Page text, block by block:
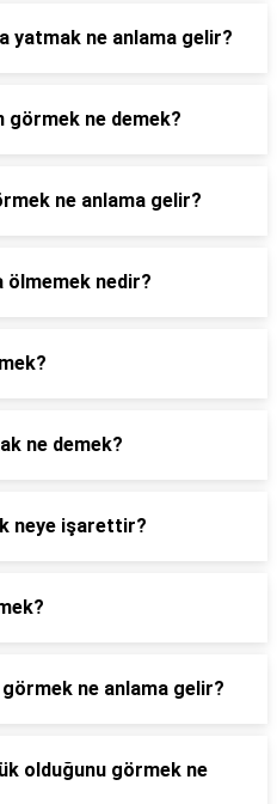
yatmak ne anlama gelir?
görmek ne demek?
ne anlama gelir?
ölmemek nedir?
ne demek?
neye işarettir?
görmek ne anlama gelir?
olduğunu görmek ne